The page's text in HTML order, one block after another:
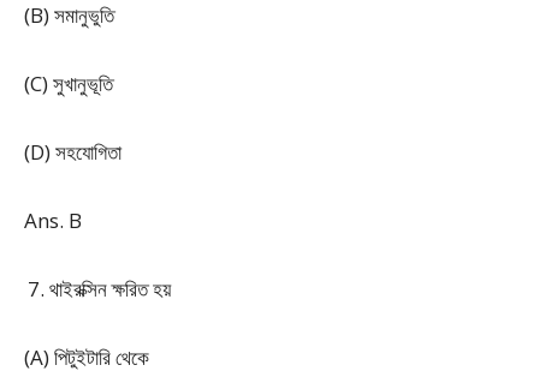
(B) সমানুভুতি
(C) সুখানুভূতি
(D) সহযোগিতা
Ans. B
থাইরক্সিন ক্ষরিত হয়
(A) পিটুইটারি থেকে